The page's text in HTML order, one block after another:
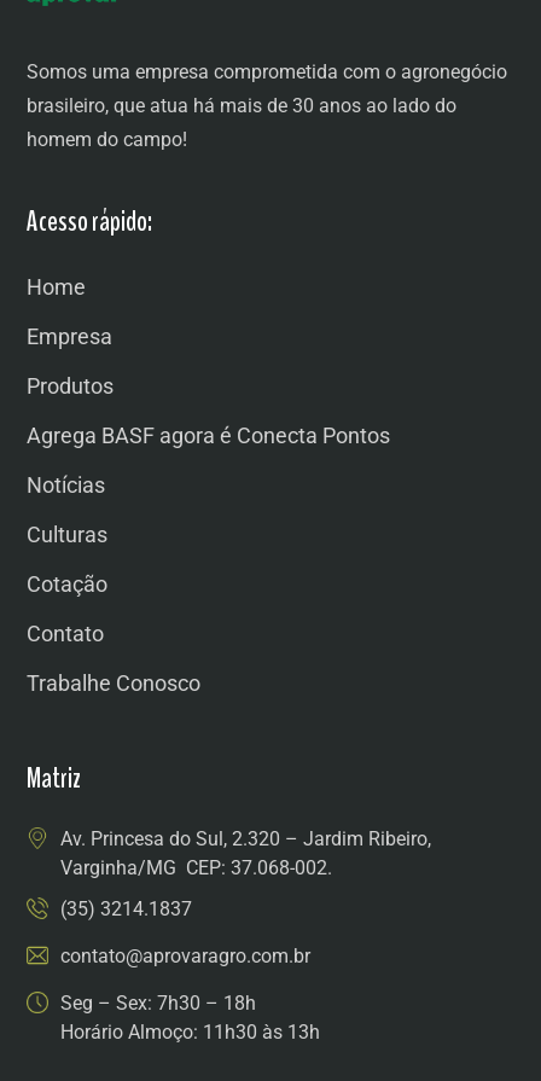
Somos uma empresa comprometida com o agronegócio
brasileiro, que atua há mais de 30 anos ao lado do
homem do campo!
Acesso rápido:
Home
Empresa
Produtos
Agrega BASF agora é Conecta Pontos
Notícias
Culturas
Cotação
Contato
Trabalhe Conosco
Matriz
Av. Princesa do Sul, 2.320 – Jardim Ribeiro,
Varginha/MG CEP: 37.068-002.
(35) 3214.1837
contato@aprovaragro.com.br
Seg – Sex: 7h30 – 18h
Horário Almoço: 11h30 às 13h